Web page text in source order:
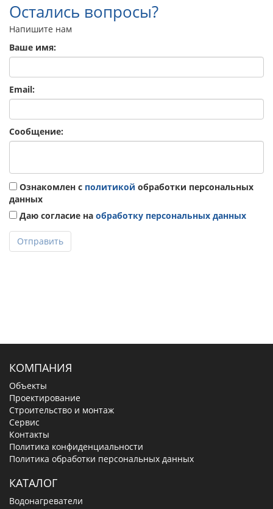
Остались вопросы?
Напишите нам
Ваше имя:
Email:
Сообщение:
Ознакомлен с политикой обработки персональных
данных
Даю согласие на обработку персональных данных
Отправить
КОМПАНИЯ
Объекты
Проектирование
Строительство и монтаж
Сервис
Контакты
Политика конфиденциальности
Политика обработки персональных данных
КАТАЛОГ
Водонагреватели